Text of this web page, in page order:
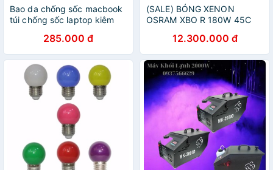
Bao da chống sốc macbook
túi chống sốc laptop kiêm
sạc chuột285.000 đ
(SALE) BÓNG XENON
OSRAM XBO R 180W 45C
12.300.000 đ